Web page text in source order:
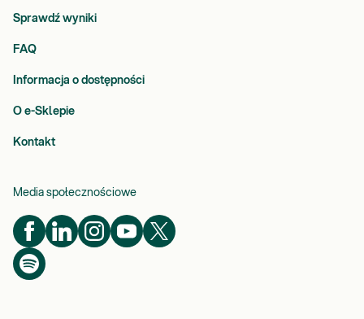
Sprawdź wyniki
FAQ
Informacja o dostępności
O e-Sklepie
Kontakt
Media społecznościowe